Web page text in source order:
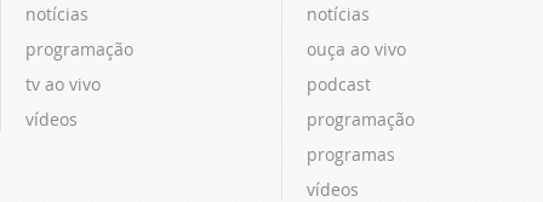
notícias
programação
tv ao vivo
vídeos
notícias
ouça ao vivo
podcast
programação
programas
vídeos